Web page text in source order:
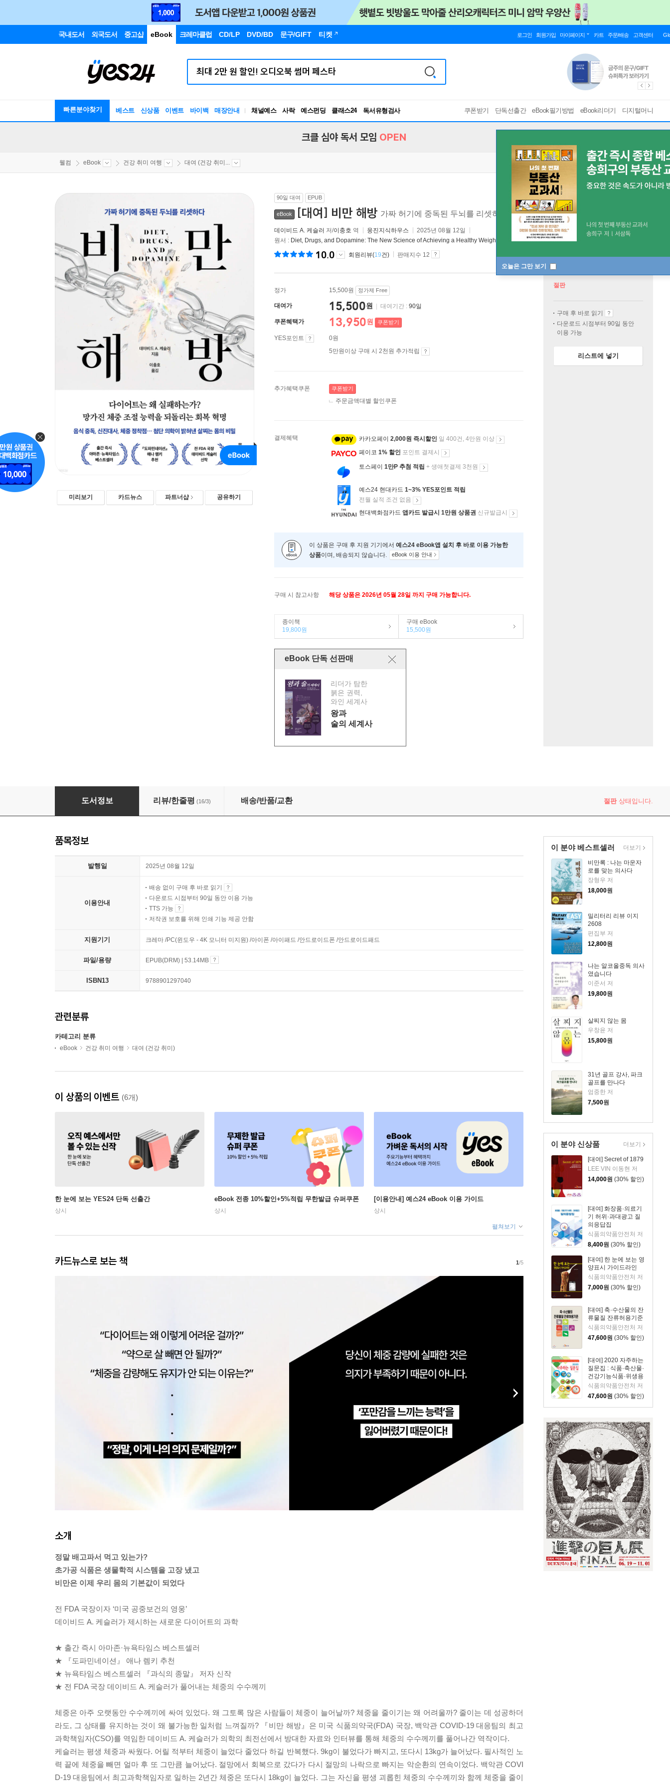
국내도서 외국도서 중고샵 eBook 크레마클럽 CD/LP DVD/BD 문구/GIFT 티켓 로그인 회원가입 마이페이지 카트 주문/배송 고객센터
빠른분야찾기 베스트 신상품 이벤트 바이백 매장안내 채널예스 사락 예스펀딩 클래스24
독서유형검사
RBTI Lab
쿠폰받기 단독선출간 eBook필기방법 eBook리더기 디지털머니
오늘은 그만 보기
크클 심야 독서 모임 OPEN
웰컴 eBook 건강 취미 여행 대여 (건강 취미...
미리보기 카드뉴스 파트너샵 공유하기
90일 대여 EPUB
eBook [대여] 비만 해방 가짜 허기에 중독된 두뇌를 리셋하다 [ EPUB ]
데이비드 A. 케슬러 저/이충호 역 웅진지식하우스
2025년 08월 12일
원서 : Diet, Drugs, and Dopamine: The New Science of Achieving a Healthy Weight
10.0 회원리뷰(19건) 판매지수 12
정가 15,500원 정가제 Free
대여가 15,500원 대여기간 : 90일
쿠폰혜택가 13,950원 쿠폰받기
YES포인트
0원
5만원이상 구매 시 2천원 추가적립
추가혜택쿠폰 쿠폰받기
주문금액대별 할인쿠폰
결제혜택 카카오페이 2,000원 즉시할인 일 400건, 4만원 이상
페이코 1% 할인 포인트 결제시
토스페이 1만P 추첨 적립 + 생애첫결제 3천원
예스24 현대카드 1~3% YES포인트 적립
전월 실적 조건 없음
현대백화점카드 앱카드 발급시 1만원 상품권 신규발급시
이 상품은 구매 후 지원 기기에서 예스24 eBook앱 설치 후 바로 이용 가능한
상품이며, 배송되지 않습니다. eBook 이용 안내
구매 시 참고사항 해당 상품은 2026년 05월 28일 까지 구매 가능합니다.
종이책
19,800원
구매 eBook
15,500원
eBook 단독 선판매
리더가 탐한
붉은 권력,
와인 세계사
왕과
술의 세계사
절판
구매 후 바로 읽기
다운로드 시점부터 90일 동안
이용 가능
리스트에 넣기
[대여] 비만 해방
도서정보 리뷰/한줄평 (16/3) 배송/반품/교환 절판상태입니다.
이 분야 베스트셀러
비만록 : 나는 마운자
로를 맞는 의사다
장형우 저
18,000원
밀리터리 리뷰 이지
2608
편집부 저
12,800원
나는 알코올중독 의사
였습니다
이준서 저
19,800원
살찌지 않는 몸
우창윤 저
15,800원
31년 골프 강사, 파크
골프를 만나다
엄중한 저
7,500원
더보기
이 분야 신상품
[대여] Secret of 1879
LEE VIN 이동현 저
14,000원 (30% 할인)
[대여] 화장품·의료기
기 허위·과대광고 질
의응답집
식품의약품안전처 저
8,400원 (30% 할인)
[대여] 한 눈에 보는 영
양표시 가이드라인
식품의약품안전처 저
7,000원 (30% 할인)
[대여] 축·수산물의 잔
류물질 잔류허용기준
식품의약품안전처 저
47,600원 (30% 할인)
[대여] 2020 자주하는
질문집 : 식품·축산물·
건강기능식품·위생용
품·의료기기·의약품·
의약외품·화장품
식품의약품안전처 저
47,600원 (30% 할인)
더보기
품목정보
발행일 2025년 08월 12일
이용안내
배송 없이 구매 후 바로 읽기
다운로드 시점부터 90일 동안 이용 가능
TTS 가능
저작권 보호를 위해 인쇄 기능 제공 안함
지원기기 크레마 /PC(윈도우 - 4K 모니터 미지원) /아이폰 /아이패드 /안드로이드폰 /안드로이드패드
파일/용량 EPUB(DRM) | 53.14MB
ISBN13 9788901297040
관련분류
카테고리 분류
eBook 건강 취미 여행 대여 (건강 취미)
이 상품의 이벤트 (6개)
한 눈에 보는 YES24 단독 선출간
상시
eBook 전종 10%할인+5%적립 무한발급 슈퍼쿠폰
상시
[이용안내] 예스24 eBook 이용 가이드
상시
펼쳐보기
카드뉴스로 보는 책 1/5
소개
정말 배고파서 먹고 있는가?
초가공 식품은 생물학적 시스템을 고장 냈고
비만은 이제 우리 몸의 기본값이 되었다
전 FDA 국장이자 ‘미국 공중보건의 영웅’
데이비드 A. 케슬러가 제시하는 새로운 다이어트의 과학
★ 출간 즉시 아마존·뉴욕타임스 베스트셀러
★ 『도파민네이션』 애나 렘키 추천
★ 뉴욕타임스 베스트셀러 『과식의 종말』 저자 신작
★ 전 FDA 국장 데이비드 A. 케슬러가 풀어내는 체중의 수수께끼
체중은 아주 오랫동안 수수께끼에 싸여 있었다. 왜 그토록 많은 사람들이 체중이 늘어날까? 체중을 줄이기는 왜 어려울까? 줄이는 데 성공하더
라도, 그 상태를 유지하는 것이 왜 불가능한 일처럼 느껴질까? 『비만 해방』은 미국 식품의약국(FDA) 국장, 백악관 COVID-19 대응팀의 최고
과학책임자(CSO)를 역임한 데이비드 A. 케슬러가 의학의 최전선에서 방대한 자료와 인터뷰를 통해 체중의 수수께끼를 풀어나간 역작이다.
케슬러는 평생 체중과 싸웠다. 어릴 적부터 체중이 늘었다 줄었다 하길 반복했다. 9kg이 불었다가 빠지고, 또다시 13kg가 늘어났다. 필사적인 노
력 끝에 체중을 빼면 얼마 후 또 그만큼 늘어났다. 절망에서 회복으로 갔다가 다시 절망의 나락으로 빠지는 악순환의 연속이었다. 백악관 COVI
D-19 대응팀에서 최고과학책임자로 일하는 2년간 체중은 또다시 18kg이 늘었다. 그는 자신을 평생 괴롭힌 체중의 수수께끼와 함께 체중을 줄이